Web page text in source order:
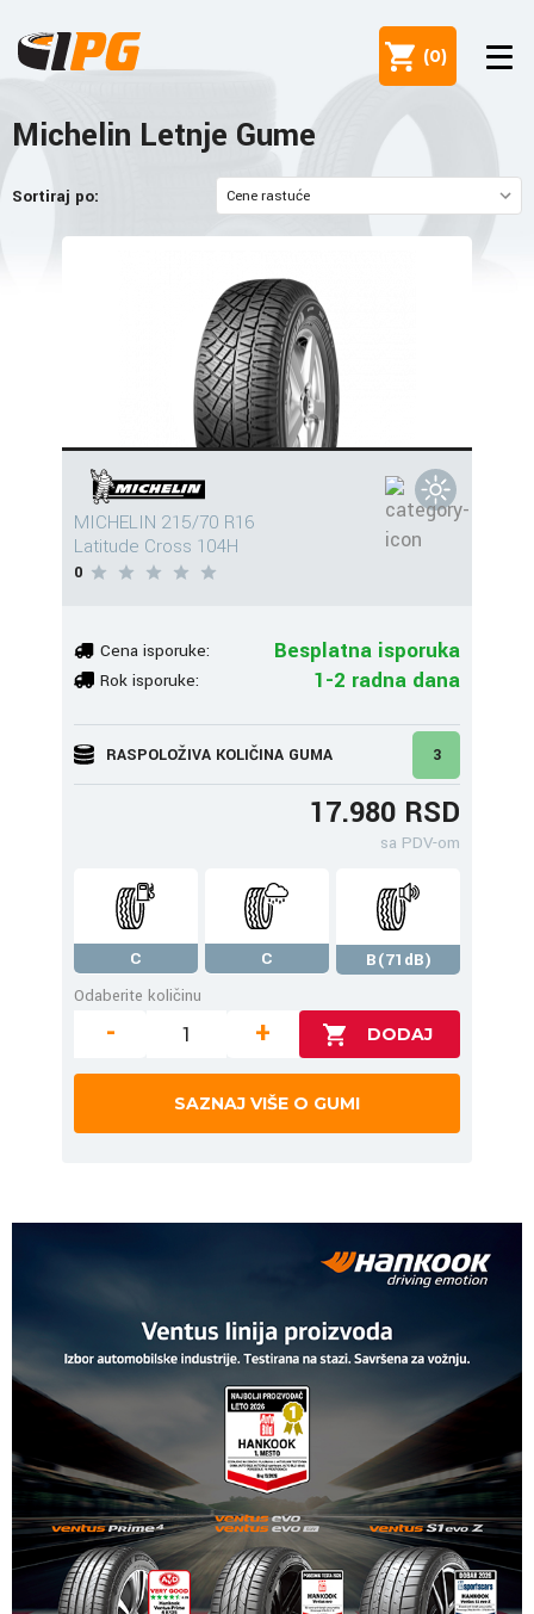
(0)
Michelin Letnje Gume
Sortiraj po:
MICHELIN 215/70 R16
Latitude Cross 104H
0
Cena isporuke: Besplatna isporuka
Rok isporuke: 1-2 radna dana
RASPOLOŽIVA KOLIČINA GUMA 3
17.980 RSD
sa PDV-om
C C
B(71dB)
Odaberite količinu
- +
SAZNAJ VIŠE O GUMI